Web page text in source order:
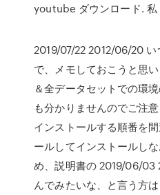
youtube ダウンロード. 私
2019/07/22 2012/06/20
で、メモしておこうと思
＆全データセットでの環
も分かりませんのでご注
インストールする順番を
ールしてインストールし
め、説明書の 2019/06/03
んでみたいな、と言う方